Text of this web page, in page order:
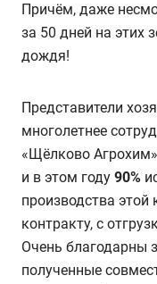
Причём, даже
за 50 дней на этих
дождя!
Представители
многолетнее
«Щёлково
и в этом году 90%
производства
контракту, с
Очень благодарны
полученные